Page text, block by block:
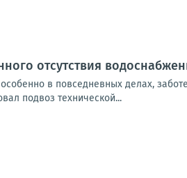
отсутствия
в повседневных делах,
подвоз технической...